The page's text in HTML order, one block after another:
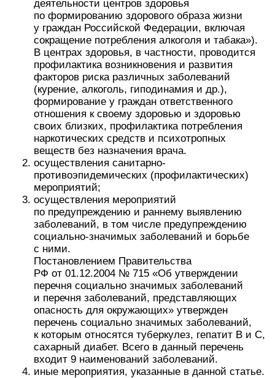
деятельности центров здоровья
по формированию здорового образа жизни
у граждан Российской Федерации, включая
сокращение потребления алкоголя и табака»).
В центрах здоровья, в частности, проводится
профилактика возникновения и развития
факторов риска различных заболеваний
(курение, алкоголь, гиподинамия и др.),
формирование у граждан ответственного
отношения к своему здоровью и здоровью
своих близких, профилактика потребления
наркотических средств и психотропных
веществ без назначения врача.
осуществления санитарно-
противоэпидемических (профилактических)
мероприятий;
осуществления мероприятий
по предупреждению и раннему выявлению
заболеваний, в том числе предупреждению
социально-значимых заболеваний и борьбе
с ними.
Постановлением Правительства
РФ от 01.12.2004 № 715 «Об утверждении
перечня социально значимых заболеваний
и перечня заболеваний, представляющих
опасность для окружающих» утвержден
перечень социально значимых заболеваний,
к которым относятся туберкулез, гепатит В и С,
сахарный диабет. Всего в данный перечень
входит 9 наименований заболеваний.
иные мероприятия, указанные в данной статье.